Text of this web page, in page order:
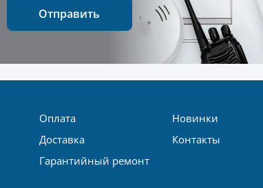
Отправить
Оплата
Доставка
Гарантийный ремонт
Новинки
Контакты